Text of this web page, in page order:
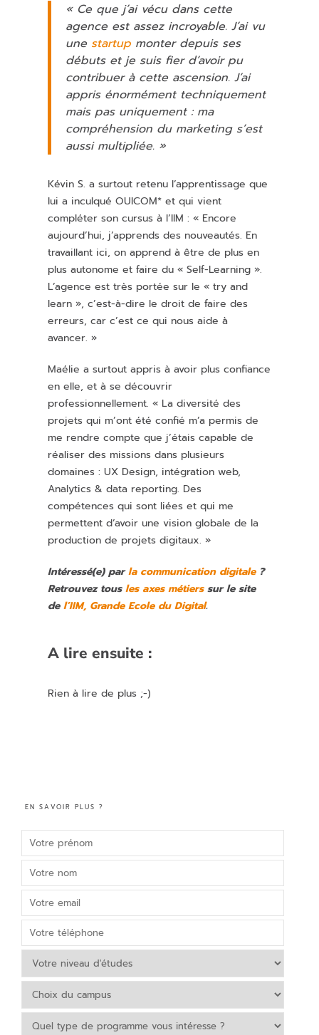
« Ce que j’ai vécu dans cette
agence est assez incroyable. J’ai vu
une startup monter depuis ses
débuts et je suis fier d’avoir pu
contribuer à cette ascension. J’ai
appris énormément techniquement
mais pas uniquement : ma
compréhension du marketing s’est
aussi multipliée. »
Kévin S. a surtout retenu l’apprentissage que
lui a inculqué OUICOM* et qui vient
compléter son cursus à l’IIM : « Encore
aujourd’hui, j’apprends des nouveautés. En
travaillant ici, on apprend à être de plus en
plus autonome et faire du « Self-Learning ».
L’agence est très portée sur le « try and
learn », c’est-à-dire le droit de faire des
erreurs, car c’est ce qui nous aide à
avancer. »
Maélie a surtout appris à avoir plus confiance
en elle, et à se découvrir
professionnellement. « La diversité des
projets qui m’ont été confié m’a permis de
me rendre compte que j’étais capable de
réaliser des missions dans plusieurs
domaines : UX Design, intégration web,
Analytics & data reporting. Des
compétences qui sont liées et qui me
permettent d’avoir une vision globale de la
production de projets digitaux. »
Intéressé(e) parla communication digitale?
Retrouvez tousles axes métierssur le site
del’IIM, Grande Ecole du Digital.
A lire ensuite :
Rien à lire de plus ;-)
EN SAVOIR PLUS ?